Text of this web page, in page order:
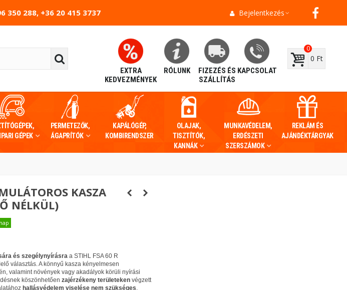
350 288, +36 20 415 3737 Bejelentkezés
EXTRA
KEDVEZMÉNYEK
RÓLUNK
FIZEZÉS ÉS
SZÁLLÍTÁS
KAPCSOLAT
0
0 Ft
GÉPEK
PERMETEZŐK,
ÁGAPRÍTÓK
KAPÁLÓGÉP,
KOMBIRENDSZER
OLAJAK,
TISZTÍTÓK,
KANNÁK
MUNKAVÉDELEM,
ERDÉSZETI
SZERSZÁMOK
REKLÁM ÉS
AJÁNDÉKTÁRGYAK
KASZA
NÉLKÜL)
és szegélynyírásraa STIHL FSA 60 R
választás. A könnyű kasza kényelmesen
valamint növények vagy akadályok körüli nyírási
köszönhetően zajérzékeny területekenvégzett
hallásvédelem viselése nem szükséges.